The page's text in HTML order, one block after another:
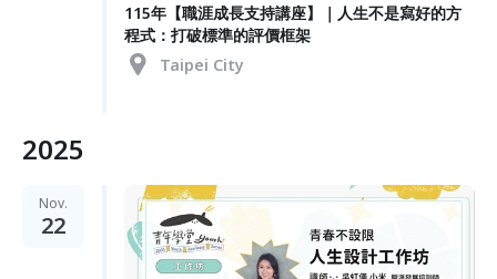
115年【職涯成長支持講座】｜人生不是寫好的方
程式：打破標準的評價框架
Taipei City
2025
Nov.
22